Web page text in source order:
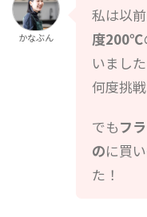
かなぶん
私は以前
度200℃
いまし
何度挑
でもフ
のに買
た！